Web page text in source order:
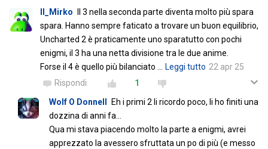
Il_Mirko
Il 3 nella seconda parte diventa molto più spara
spara. Hanno sempre faticato a trovare un buon equilibrio,
Uncharted 2 è praticamente uno sparatutto con pochi
enigmi, il 3 ha una netta divisione tra le due anime.
Forse il 4 è quello più bilanciato … Leggi tutto 22 apr 25
Rispondi
1
Wolf O Donnell
Eh i primi 2 li ricordo poco, li ho finiti una
dozzina di anni fa...
Qua mi stava piacendo molto la parte a enigmi, avrei
apprezzato la avessero sfruttata un po di più (e messo